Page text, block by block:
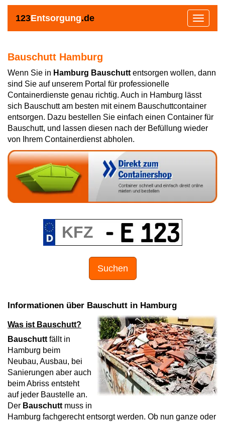
123Entsorgung.de
Toggle
Bauschutt Hamburg
Wenn Sie in Hamburg Bauschutt entsorgen wollen, dann
sind Sie auf unserem Portal für professionelle
Containerdienste genau richtig. Auch in Hamburg lässt
sich Bauschutt am besten mit einem Bauschuttcontainer
entsorgen. Dazu bestellen Sie einfach einen Container für
Bauschutt, und lassen diesen nach der Befüllung wieder
von Ihrem Containerdienst abholen.
Suchen
Informationen über Bauschutt in Hamburg
Was ist Bauschutt?
Bauschutt fällt in
Hamburg beim
Neubau, Ausbau, bei
Sanierungen aber auch
beim Abriss entsteht
auf jeder Baustelle an.
Der Bauschutt muss in
Hamburg fachgerecht entsorgt werden. Ob nun ganze oder